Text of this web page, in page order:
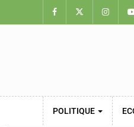
POLITIQUE